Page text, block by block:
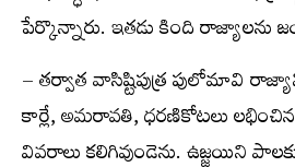
పేర్కొన్నారు. ఇతడు కింది రాజ్యాలను
– తర్వాత వాసిష్టిపుత్ర పులోమావి
కార్లే, అమరావతి, ధరణికోటలు
వివరాలు కలిగివుండెను. ఉజ్జయిని